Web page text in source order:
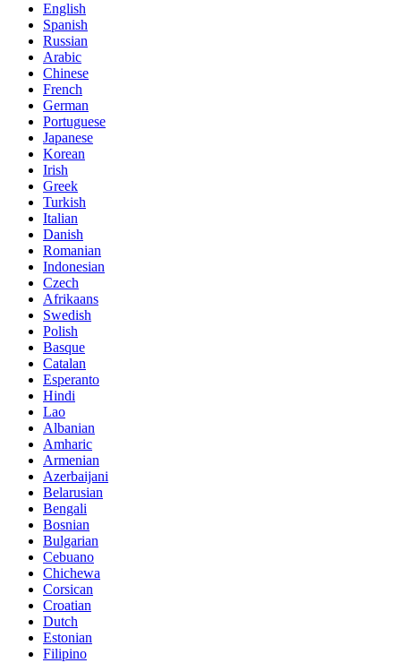
English
Spanish
Russian
Arabic
Chinese
French
German
Portuguese
Japanese
Korean
Irish
Greek
Turkish
Italian
Danish
Romanian
Indonesian
Czech
Afrikaans
Swedish
Polish
Basque
Catalan
Esperanto
Hindi
Lao
Albanian
Amharic
Armenian
Azerbaijani
Belarusian
Bengali
Bosnian
Bulgarian
Cebuano
Chichewa
Corsican
Croatian
Dutch
Estonian
Filipino